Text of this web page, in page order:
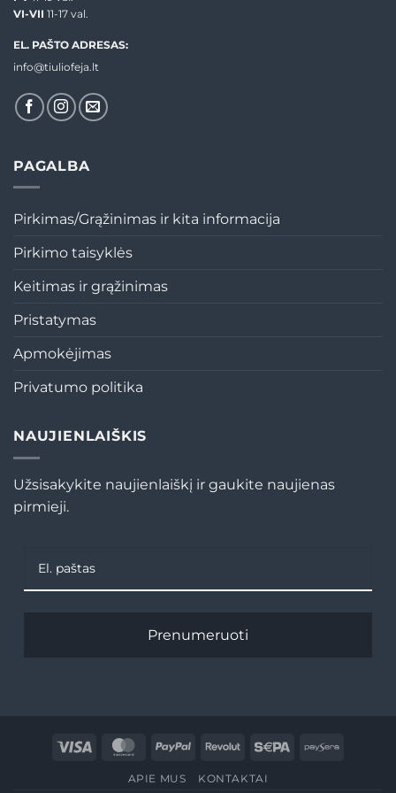
VI-VII 11-17 val.
EL. PAŠTO ADRESAS:
info@tiuliofeja.lt
PAGALBA
Pirkimas/Grąžinimas ir kita informacija
Pirkimo taisyklės
Keitimas ir grąžinimas
Pristatymas
Apmokėjimas
Privatumo politika
NAUJIENLAIŠKIS
Užsisakykite naujienlaiškį ir gaukite naujienas
pirmieji.
Prenumeruoti
Visa MasterCardPayPal Revolut Sepa Paysera
APIE MUS KONTAKTAI